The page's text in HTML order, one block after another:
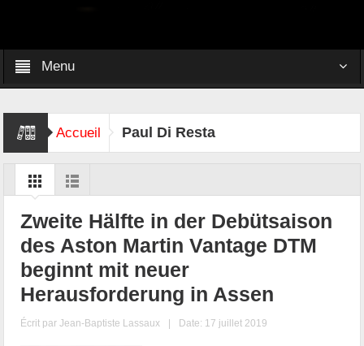
Menu
Accueil Paul Di Resta
Zweite Hälfte in der Debütsaison
des Aston Martin Vantage DTM
beginnt mit neuer
Herausforderung in Assen
Écrit parJean-Baptiste Lassaux | Date: 17 juillet 2019